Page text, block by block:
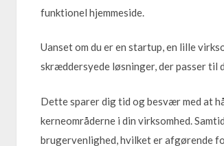
funktionel hjemmeside.
Uanset om du er en startup, en lille
skræddersyede løsninger, der passer til
Dette sparer dig tid og besvær med at
kerneområderne i din virksomhed.
brugervenlighed, hvilket er afgørende